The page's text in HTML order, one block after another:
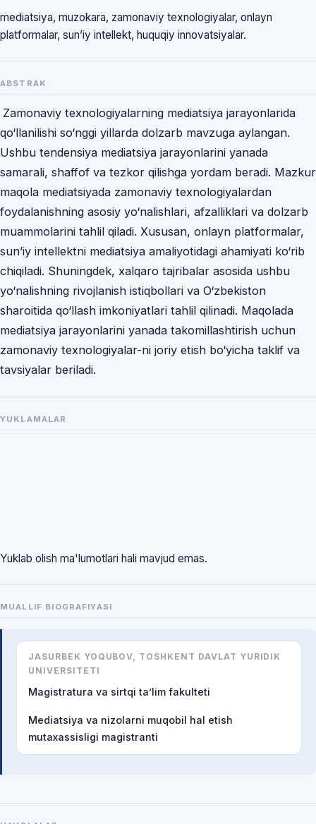
mediatsiya, muzokara, zamonaviy texnologiyalar, onlayn
platformalar, sun’iy intellekt, huquqiy innovatsiyalar.
ABSTRAK
Zamonaviy texnologiyalarning mediatsiya jarayonlarida
qo‘llanilishi so‘nggi yillarda dolzarb mavzuga aylangan.
Ushbu tendensiya mediatsiya jarayonlarini yanada
samarali, shaffof va tezkor qilishga yordam beradi. Mazkur
maqola mediatsiyada zamonaviy texnologiyalardan
foydalanishning asosiy yo‘nalishlari, afzalliklari va dolzarb
muammolarini tahlil qiladi. Xususan, onlayn platformalar,
sun’iy intellektni mediatsiya amaliyotidagi ahamiyati ko‘rib
chiqiladi. Shuningdek, xalqaro tajribalar asosida ushbu
yo‘nalishning rivojlanish istiqbollari va O‘zbekiston
sharoitida qo‘llash imkoniyatlari tahlil qilinadi. Maqolada
mediatsiya jarayonlarini yanada takomillashtirish uchun
zamonaviy texnologiyalar-ni joriy etish bo‘yicha taklif va
tavsiyalar beriladi.
YUKLAMALAR
Yuklab olish ma'lumotlari hali mavjud emas.
MUALLIF BIOGRAFIYASI
JASURBEK YOQUBOV, TOSHKENT DAVLAT YURIDIK
UNIVERSITETI
Magistratura va sirtqi ta’lim fakulteti
Mediatsiya va nizolarni muqobil hal etish
mutaxassisligi magistranti